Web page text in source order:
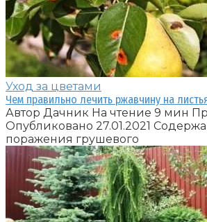
Уход за цветами
Чем правильно лечить ржавчину на
Автор Дачник На чтение 9 мин
Опубликовано 27.01.2021
поражения грушевого